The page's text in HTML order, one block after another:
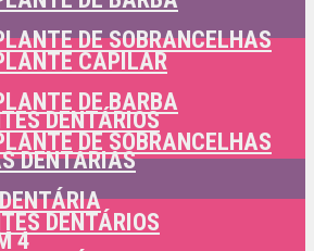
DE SOBRANCELHAS
DENTÁRIOS
DENTÁRIAS
4
CAPILAR
DE BARBA
DE SOBRANCELHAS
DENTÁRIOS